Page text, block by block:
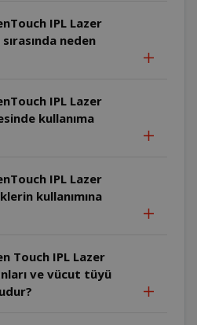
IPL Lazer
neden
IPL Lazer
kullanıma
IPL Lazer
Touch IPL Lazer
ve vücut tüyü